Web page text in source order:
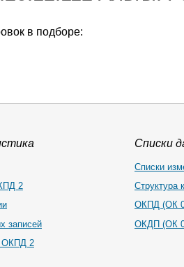
в подборе:
2
записей
ОКПД 2
Списки
Списки
Структура
ОКПД (ОК
ОКДП (ОК